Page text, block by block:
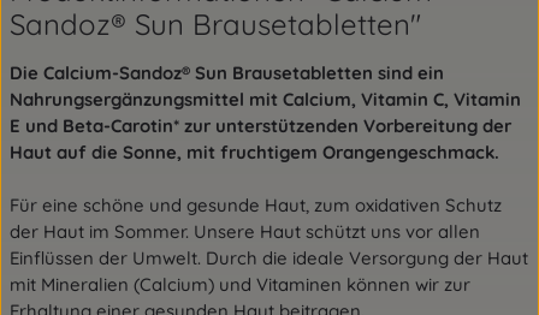
Sandoz® Sun Brausetabletten"
Die Calcium-Sandoz® Sun Brausetabletten sind ein
Nahrungsergänzungsmittel mit Calcium, Vitamin C, Vitamin
E und Beta-Carotin* zur unterstützenden Vorbereitung der
Haut auf die Sonne, mit fruchtigem Orangengeschmack.
Für eine schöne und gesunde Haut, zum oxidativen Schutz
der Haut im Sommer. Unsere Haut schützt uns vor allen
Einflüssen der Umwelt. Durch die ideale Versorgung der Haut
mit Mineralien (Calcium) und Vitaminen können wir zur